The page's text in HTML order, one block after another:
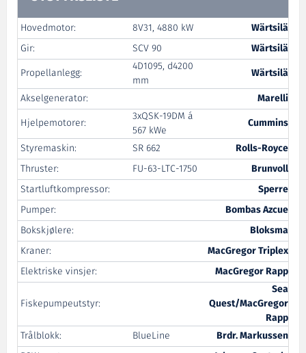
Hovedmotor: 8V31, 4880 kW
Wärtsilä
Gir:
SCV 90
Wärtsilä
Propellanlegg:
4D1095, d4200
mm
Wärtsilä
Akselgenerator:
Marelli
Hjelpemotorer:
3xQSK-19DM á
567 kWe
Cummins
Styremaskin:
SR 662
Rolls-Royce
Thruster:
FU-63-LTC-1750
Brunvoll
Startluftkompressor:
Sperre
Pumper:
Bombas Azcue
Bokskjølere:
Bloksma
Kraner:
MacGregor Triplex
Elektriske vinsjer:
MacGregor Rapp
Fiskepumpeutstyr:
Sea
Quest/MacGregor
Rapp
Trålblokk:
BlueLine
Brdr. Markussen